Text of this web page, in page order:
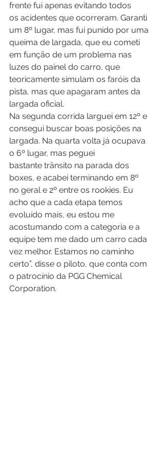
frente fui apenas evitando todos
os acidentes que ocorreram. Garanti
um 8º lugar, mas fui punido por uma
queima de largada, que eu cometi
em função de um problema nas
luzes do painel do carro, que
teoricamente simulam os faróis da
pista, mas que apagaram antes da
largada oficial.
Na segunda corrida larguei em 12º e
consegui buscar boas posições na
largada. Na quarta volta já ocupava
o 6º lugar, mas peguei
bastante trânsito na parada dos
boxes, e acabei terminando em 8º
no geral e 2º entre os rookies. Eu
acho que a cada etapa temos
evoluído mais, eu estou me
acostumando com a categoria e a
equipe tem me dado um carro cada
vez melhor. Estamos no caminho
certo”, disse o piloto, que conta com
o patrocínio da PGG Chemical
Corporation.